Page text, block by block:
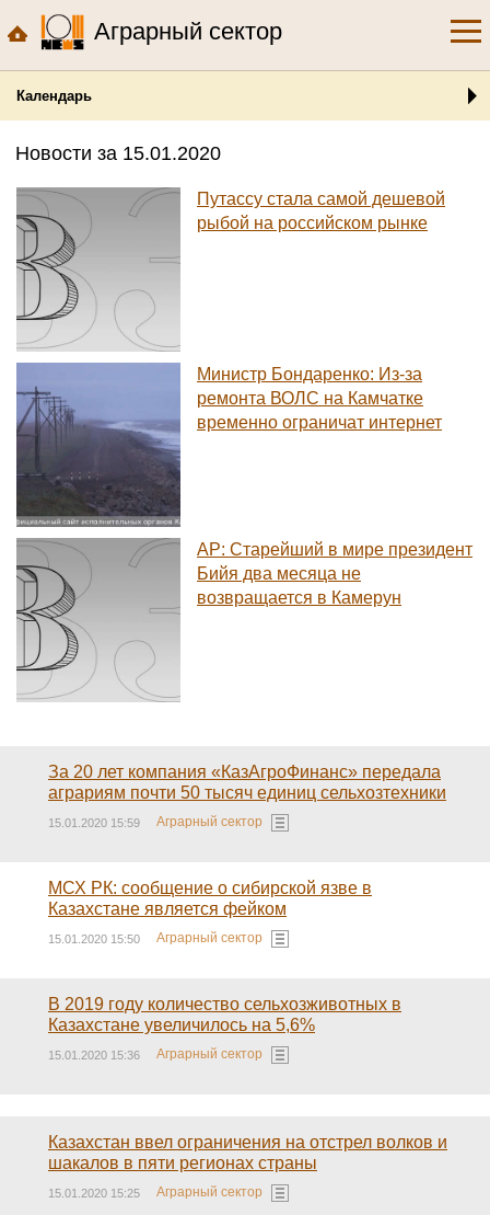
Аграрный сектор
Календарь
Новости за 15.01.2020
Путассу стала самой дешевой
рыбой на российском рынке
Министр Бондаренко: Из-за
ремонта ВОЛС на Камчатке
временно ограничат интернет
AP: Старейший в мире президент
Бийя два месяца не
возвращается в Камерун
За 20 лет компания «КазАгроФинанс» передала
аграриям почти 50 тысяч единиц сельхозтехники
15.01.2020 15:59 Аграрный сектор
МСХ РК: сообщение о сибирской язве в
Казахстане является фейком
15.01.2020 15:50 Аграрный сектор
В 2019 году количество сельхозживотных в
Казахстане увеличилось на 5,6%
15.01.2020 15:36 Аграрный сектор
Казахстан ввел ограничения на отстрел волков и
шакалов в пяти регионах страны
15.01.2020 15:25 Аграрный сектор